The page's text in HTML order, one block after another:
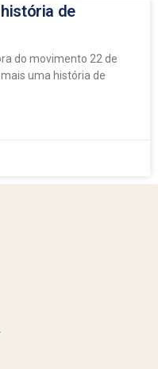
de
do movimento 22 de
uma história de